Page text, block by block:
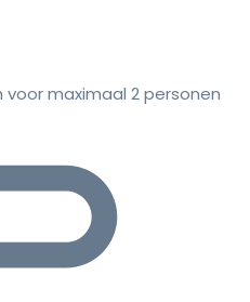
maximaal 2 personen